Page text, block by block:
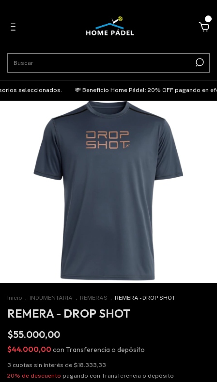
seleccionados. 💸 Beneficio Home Pádel: 20% OFF pagando en
Inicio INDUMENTARIA REMERAS REMERA - DROP SHOT
REMERA - DROP SHOT
$55.000,00
$44.000,00con Transferencia o depósito
3 cuotas sin interés de $18.333,33
20% de descuento pagando con Transferencia o depósito